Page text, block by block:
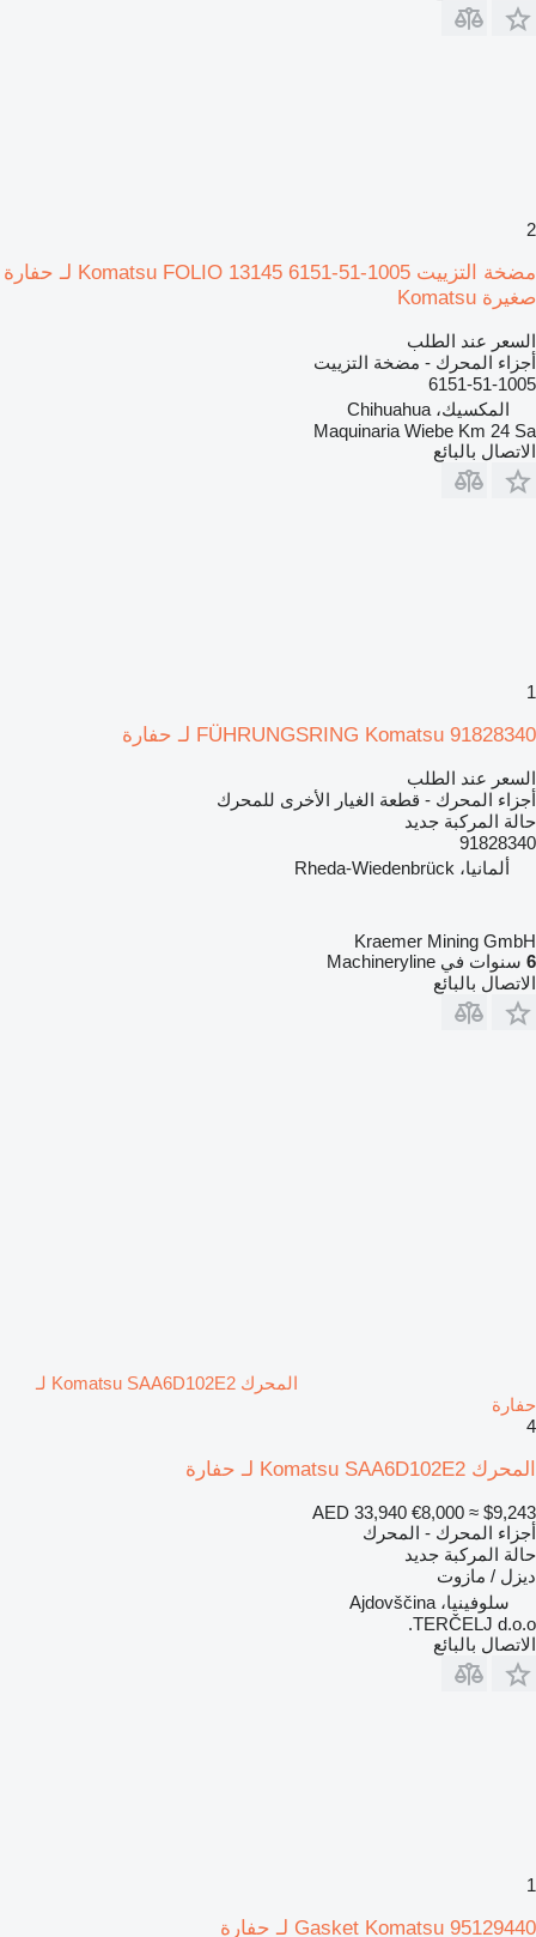
2
مضخة التزييت Komatsu FOLIO 13145 6151-51-1005 لـ حفارة
صغيرة Komatsu
السعر عند الطلب
أجزاء المحرك - مضخة التزييت
6151-51-1005
المكسيك، Chihuahua
Maquinaria Wiebe Km 24 Sa
الاتصال بالبائع
1
FÜHRUNGSRING Komatsu 91828340 لـ حفارة
السعر عند الطلب
أجزاء المحرك - قطعة الغيار الأخرى للمحرك
حالة المركبة جديد
91828340
ألمانيا، Rheda-Wiedenbrück
Kraemer Mining GmbH
6 سنوات في Machineryline
الاتصال بالبائع
المحرك Komatsu SAA6D102E2 لـ
حفارة
4
المحرك Komatsu SAA6D102E2 لـ حفارة
AED 33,940 €8,000 ≈ $9,243
أجزاء المحرك - المحرك
حالة المركبة جديد
ديزل / مازوت
سلوفينيا، Ajdovščina
TERČELJ d.o.o.
الاتصال بالبائع
1
Gasket Komatsu 95129440 لـ حفارة